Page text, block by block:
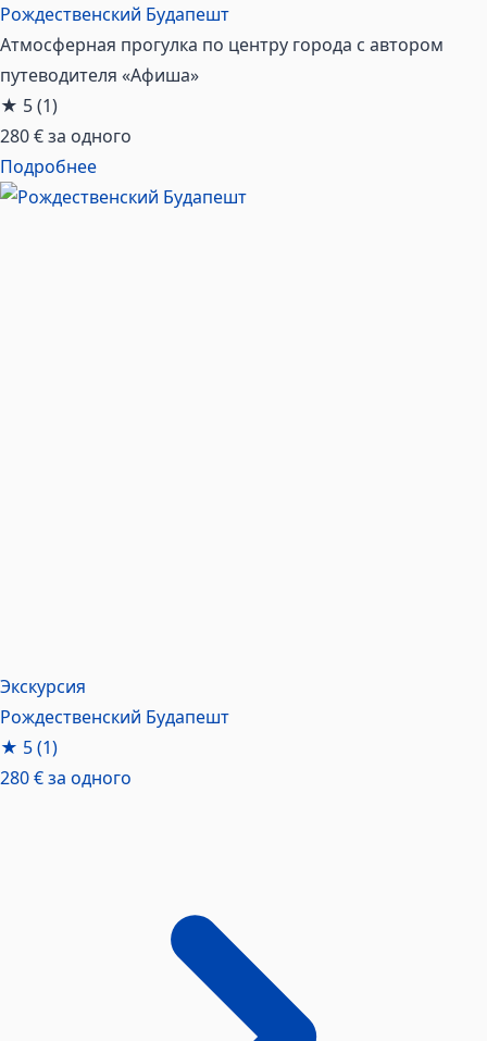
Рождественский Будапешт
Атмосферная прогулка по центру города с автором
путеводителя «Афиша»
★ 5(1)
280 €за одного
Подробнее
Экскурсия
Рождественский Будапешт
★ 5(1)
280 €за одного